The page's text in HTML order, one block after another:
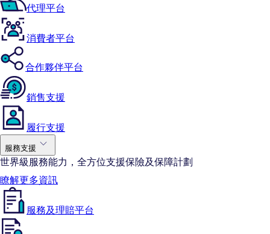
代理平台
消費者平台
合作夥伴平台
銷售支援
履行支援
服務支援
世界級服務能力，全方位支援保險及保障計劃
瞭解更多資訊
服務及理賠平台